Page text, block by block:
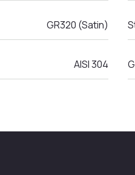
GR320 (Satin)
AISI 304